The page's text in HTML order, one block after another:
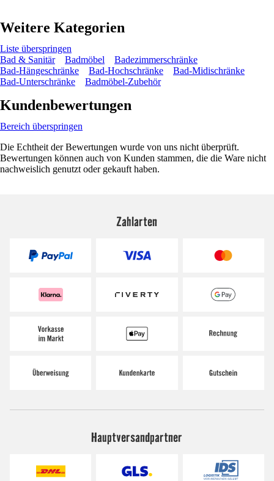
Weitere Kategorien
Liste überspringen
Bad & Sanitär
Badmöbel
Badezimmerschränke
Bad-Hängeschränke
Bad-Hochschränke
Bad-Midischränke
Bad-Unterschränke
Badmöbel-Zubehör
Kundenbewertungen
Bereich überspringen
Die Echtheit der Bewertungen wurde von uns nicht überprüft.
Bewertungen können auch von Kunden stammen, die die Ware nicht
nachweislich genutzt oder gekauft haben.
Zahlarten
Hauptversandpartner